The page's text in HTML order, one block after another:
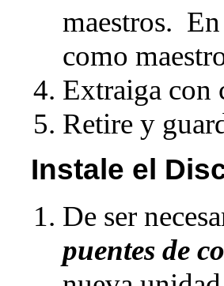
maestros.
como
Extraiga con
Retire y
Instale el
De ser
puentes de